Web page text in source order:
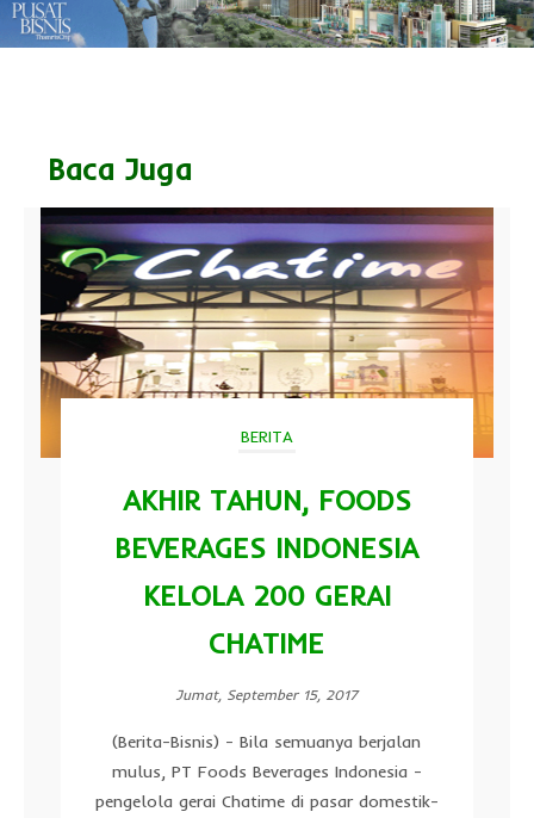
Baca Juga
BERITA
AKHIR TAHUN, FOODS
BEVERAGES INDONESIA
KELOLA 200 GERAI
CHATIME
Jumat, September 15, 2017
(Berita-Bisnis) - Bila semuanya berjalan
mulus, PT Foods Beverages Indonesia -
pengelola gerai Chatime di pasar domestik-